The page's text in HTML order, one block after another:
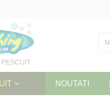
NOUTATI